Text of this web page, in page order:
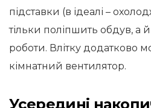
підставки (в ідеалі –
тільки поліпшить обдув, а
роботи. Влітку додатково
кімнатний вентилятор.
Усередині